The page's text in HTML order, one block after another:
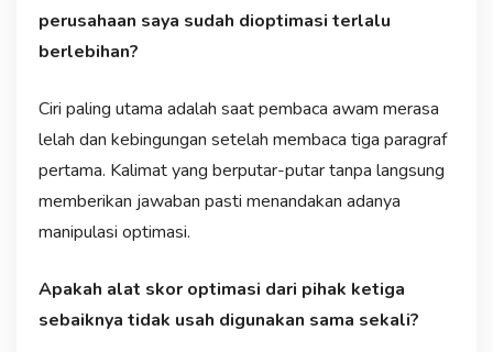
perusahaan saya sudah dioptimasi terlalu
berlebihan?
Ciri paling utama adalah saat pembaca awam merasa
lelah dan kebingungan setelah membaca tiga paragraf
pertama. Kalimat yang berputar-putar tanpa langsung
memberikan jawaban pasti menandakan adanya
manipulasi optimasi.
Apakah alat skor optimasi dari pihak ketiga
sebaiknya tidak usah digunakan sama sekali?